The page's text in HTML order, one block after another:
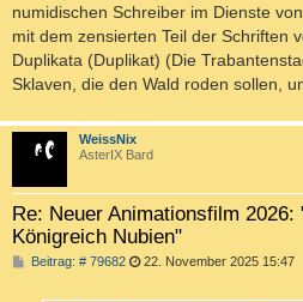
numidischen Schreiber im Dienste
mit dem zensierten Teil der Schriften
Duplikata (Duplikat) (Die
Sklaven, die den Wald roden sollen,
WeissNix
AsterIX Bard
Re: Neuer Animationsfilm 2026:
Königreich Nubien"
Beitrag: # 79682B 22. November 2025 15:47